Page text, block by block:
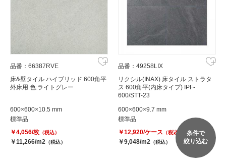
品番：66387RVE
床&壁タイル ハイブリッド 600角平
外床用 色:ライトグレー
600×600×10.5 mm
標準品
￥4,056/枚 （税込）
￥11,266/m2 （税込）
品番：49258LIX
リクシル(INAX) 床タイル ストラタ
ス 600角平(内床タイプ) IPF-
600/STT-23
600×600×9.7 mm
標準品
￥12,920/ケース （税込）
￥9,048/m2 （税込）
条件で
絞り込む